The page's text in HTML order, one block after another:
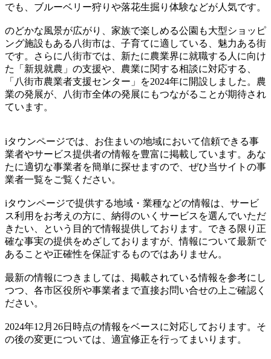
でも、ブルーベリー狩りや落花生掘り体験などが人気です。
のどかな風景が広がり、家族で楽しめる公園も大型ショッピ
ング施設もある八街市は、子育てに適している、魅力ある街
です。さらに八街市では、新たに農業界に就職する人に向け
た「新規就農」の支援や、農業に関する相談に対応する、
「八街市農業者支援センター」を2024年に開設しました。農
業の発展が、八街市全体の発展にもつながることが期待され
ています。
iタウンページでは、お住まいの地域において信頼できる事
業者やサービス提供者の情報を豊富に掲載しています。あな
たに適切な事業者を簡単に探せますので、ぜひ当サイトの事
業者一覧をご覧ください。
iタウンページで提供する地域・業種などの情報は、サービ
ス利用をお考えの方に、納得のいくサービスを選んでいただ
きたい、という目的で情報提供しております。できる限り正
確な事実の提供をめざしておりますが、情報について最新で
あることや正確性を保証するものではありません。
最新の情報につきましては、掲載されている情報を参考にし
つつ、各市区役所や事業者まで直接お問い合せの上ご確認く
ださい。
2024年12月26日時点の情報をベースに対応しております。そ
の後の変更については、適宜修正を行ってまいります。